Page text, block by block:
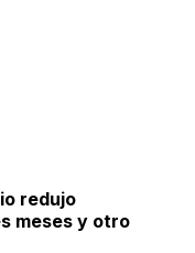
redujo
meses y otro